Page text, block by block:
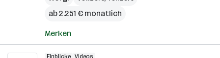
ab 2.251 € monatlich
Merken
Einblicke Videos